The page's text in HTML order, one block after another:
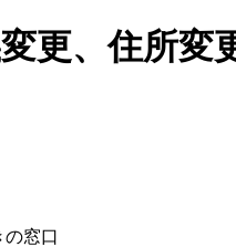
更、住所変
窓口